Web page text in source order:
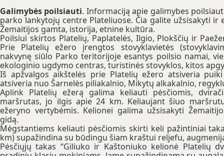
Galimybės poilsiauti. Informaciją apie galimybes
parko lankytojų centre Plateliuose. Čia galite užsisakyti ir
Žemaitijos gamta, istorija, etnine kultūra.
Poilsiui skirtos Platelių, Paplatelės, Ilgio, Plokščių ir
Prie Platelių ežero įrengtos stovyklavietės
nakvynę siūlo Parko teritorijoje esantys poilsio namai,
ekologinio ugdymo centras, turistinės stovyklos, kitos
Iš apžvalgos aikštelės prie Platelių ežero atsiveria
atsiveria nuo Šarnelės piliakalnio, Mikytų alkakalnio,
Aplink Platelių ežerą galima keliauti pėsčiomis,
maršrutas, jo ilgis apie 24 km. Keliaujant šiuo
ežeryno vertybėmis. Kelionei galima užsisakyti
gidą.
Mėgstantiems keliauti pėsčiomis skirti keli pažintiniai
km) supažindina su būdingu šiam kraštui reljefu,
Pėsčiųjų takas “Giliuko ir Kaštoniuko kelionė Platelių